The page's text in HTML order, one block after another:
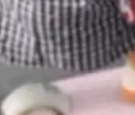
平台
秘密
兼容
——
带一
据
除
cel
本暴
明显
除开
器，
No
一
版